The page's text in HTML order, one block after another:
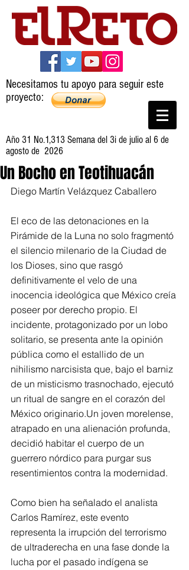
Necesitamos tu apoyo para seguir este
proyecto:
Año 31 No.1,313 Semana del 3i de julio al 6 de
agosto de 2026
Un Bocho en Teotihuacán
Diego Martín Velázquez Caballero
El eco de las detonaciones en la
Pirámide de la Luna no solo fragmentó
el silencio milenario de la Ciudad de
los Dioses, sino que rasgó
definitivamente el velo de una
inocencia ideológica que México creía
poseer por derecho propio. El
incidente, protagonizado por un lobo
solitario, se presenta ante la opinión
pública como el estallido de un
nihilismo narcisista que, bajo el barniz
de un misticismo trasnochado, ejecutó
un ritual de sangre en el corazón del
México originario.Un joven morelense,
atrapado en una alienación profunda,
decidió habitar el cuerpo de un
guerrero nórdico para purgar sus
resentimientos contra la modernidad.
Como bien ha señalado el analista
Carlos Ramírez, este evento
representa la irrupción del terrorismo
de ultraderecha en una fase donde la
lucha por el pasado indígena se